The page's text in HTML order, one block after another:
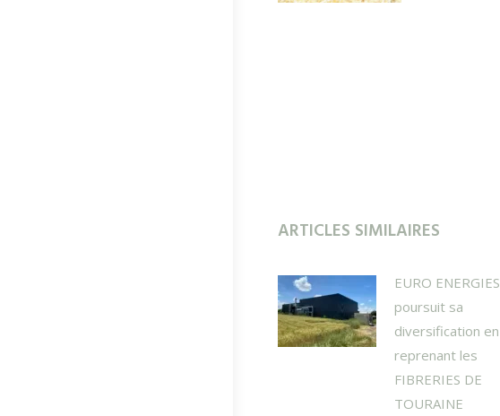
ARTICLES SIMILAIRES
EURO ENERGIES
poursuit sa
diversification en
reprenant les
FIBRERIES DE
TOURAINE